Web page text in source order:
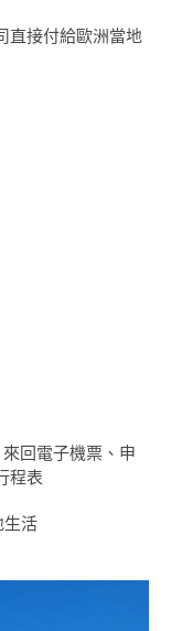
直接付給歐洲當地
回電子機票、申
程表
生活